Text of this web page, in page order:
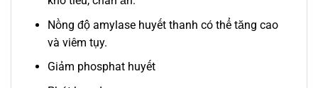
Nồng độ amylase huyết thanh có thể tăng cao
và viêm tụy.
Giảm phosphat huyết